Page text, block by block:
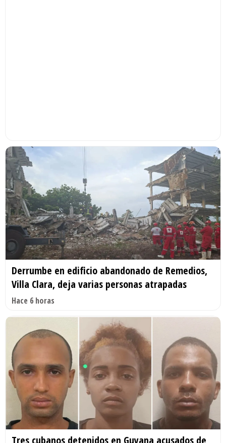
Derrumbe en edificio abandonado de Remedios,
Villa Clara, deja varias personas atrapadas
Hace 6 horas
Tres cubanos detenidos en Guyana acusados de